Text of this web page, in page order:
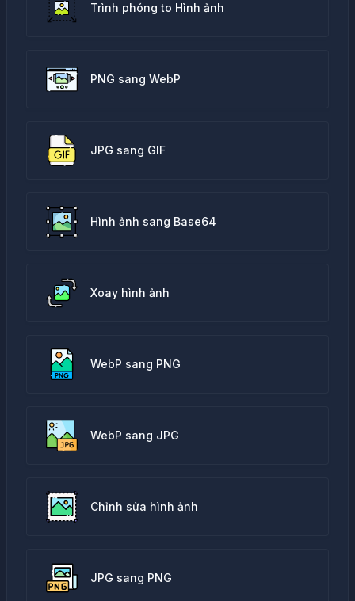
Trình phóng to Hình ảnh
PNG sang WebP
JPG sang GIF
Hình ảnh sang Base64
Xoay hình ảnh
WebP sang PNG
WebP sang JPG
Chỉnh sửa hình ảnh
JPG sang PNG